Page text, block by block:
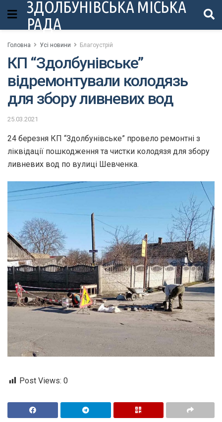
ЗДОЛБУНІВСЬКА МІСЬКА
РАДА
Головна Усі новини Благоустрій
КП “Здолбунівське”
відремонтували колодязь
для збору ливневих вод
25.03.2021
24 березня КП “Здолбунівське” провело ремонтні з
ліквідації пошкодження та чистки колодязя для збору
ливневих вод по вулиці Шевченка.
Post Views: 0